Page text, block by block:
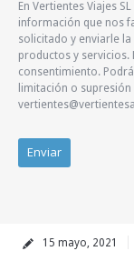
En Vertientes Viajes
información que nos
solicitado y enviarle
productos y servicios.
consentimiento.
limitación o supresión
15 mayo, 2021